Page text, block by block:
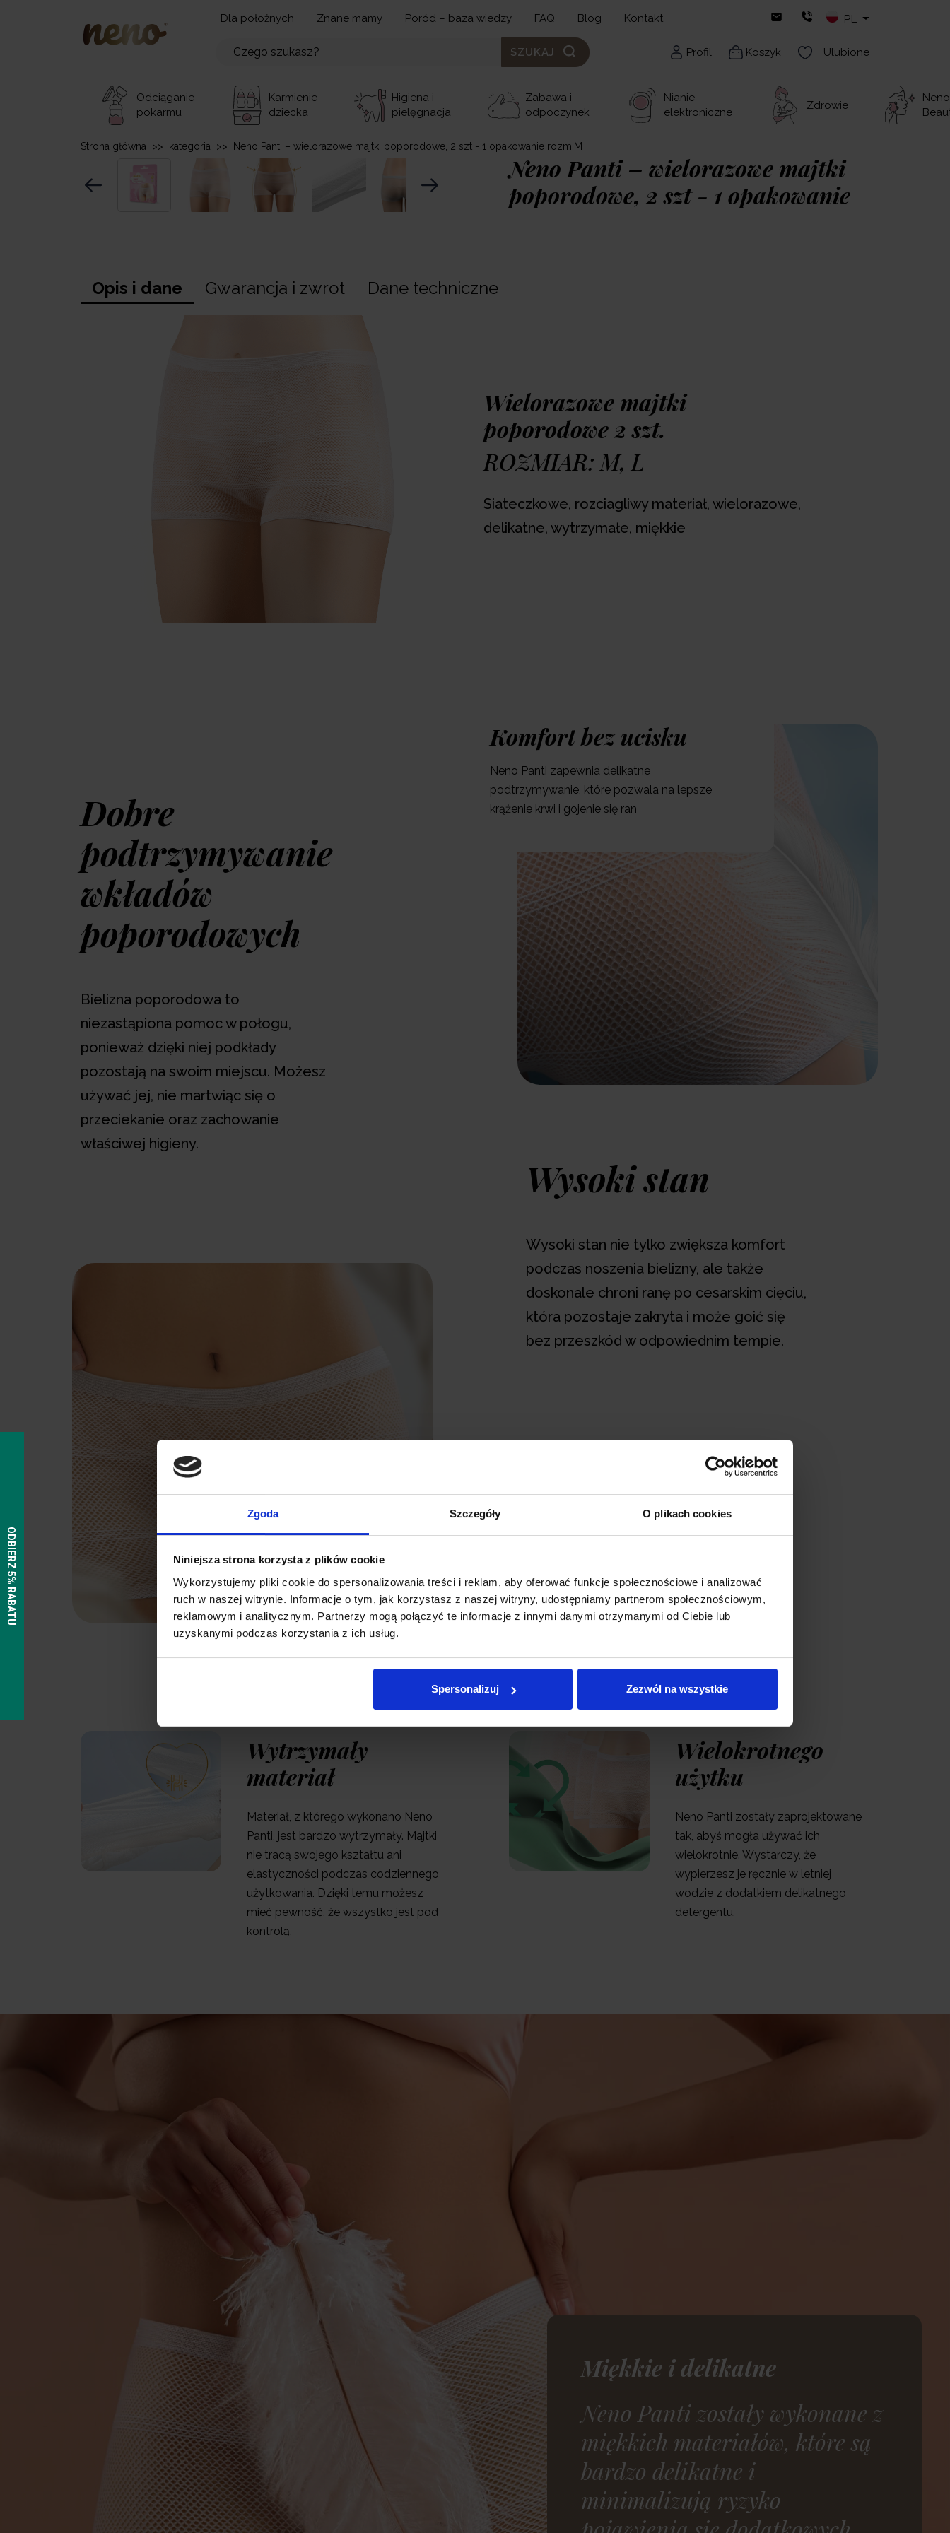
Zgoda Szczegóły O plikach cookies
Niniejsza strona korzysta z plików cookie
Wykorzystujemy pliki cookie do spersonalizowania treści i reklam, aby oferować funkcje społecznościowe i analizować
ruch w naszej witrynie. Informacje o tym, jak korzystasz z naszej witryny, udostępniamy partnerom społecznościowym,
reklamowym i analitycznym. Partnerzy mogą połączyć te informacje z innymi danymi otrzymanymi od Ciebie lub
uzyskanymi podczas korzystania z ich usług.
Spersonalizuj Zezwól na wszystkie
Dla położnych Znane mamy Poród – baza wiedzy FAQ Blog Kontakt PL
SZUKAJ Profil Koszyk Ulubione
Odciąganie
pokarmu
Karmienie
dziecka
Higiena i
pielęgnacja
Zabawa i
odpoczynek
Nianie
elektroniczne
Zdrowie
Neno
Strona główna >> kategoria >> Neno Panti – wielorazowe majtki poporodowe, 2 szt - 1 opakowanie rozm.M
Neno Panti – wielorazowe majtki
poporodowe, 2 szt - 1 opakowanie
miękkie i przewiewne, dlatego minimalizują ryzyko wystąpienia
podrażnień i otarć. Dzięki temu, że mają wysoki stan, osłaniają ranę
po cesarskim cięciu oraz zwiększają naturalną cyrkulację powietrza.
Produkt dostępny w:
Nagrody
Opis i dane Gwarancja i zwrot Dane techniczne
Wielorazowe majtki
poporodowe 2 szt.
ROZMIAR: M, L
Siateczkowe, rozciagliwy materiał, wielorazowe,
delikatne, wytrzymałe, miękkie
Dobre
podtrzymywanie
wkładów
poporodowych
Bielizna poporodowa to
niezastąpiona pomoc w połogu,
ponieważ dzięki niej podkłady
pozostają na swoim miejscu. Możesz
używać jej, nie martwiąc się o
przeciekanie oraz zachowanie
właściwej higieny.
Komfort bez ucisku
Neno Panti zapewnia delikatne
podtrzymywanie, które pozwala na lepsze
krążenie krwi i gojenie się ran
Wysoki stan
Wysoki stan nie tylko zwiększa komfort
podczas noszenia bielizny, ale także
doskonale chroni ranę po cesarskim cięciu,
która pozostaje zakryta i może goić się
bez przeszkód w odpowiednim tempie.
Wytrzymały
materiał
Materiał, z którego wykonano Neno
Panti, jest bardzo wytrzymały. Majtki
nie tracą swojego kształtu ani
elastyczności podczas codziennego
użytkowania. Dzięki temu możesz
mieć pewność, że wszystko jest pod
kontrolą.
Wielokrotnego
użytku
Neno Panti zostały zaprojektowane
tak, abyś mogła używać ich
wielokrotnie. Wystarczy, że
wypierzesz je ręcznie w letniej
wodzie z dodatkiem delikatnego
detergentu.
Miękkie i delikatne
Neno Panti zostały wykonane z
miękkich materiałów, które są
bardzo delikatne i
minimalizują ryzyko